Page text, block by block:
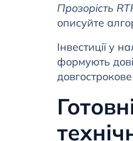
Прозорість
описуйте
Інвестиції у
формують